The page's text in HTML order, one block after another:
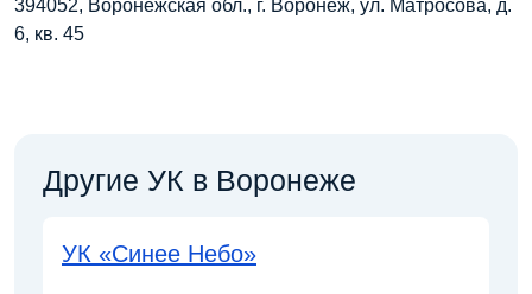
394052, Воронежская обл., г. Воронеж, ул. Матросова, д.
6, кв. 45
Другие УК в Воронеже
УК «Синее Небо»